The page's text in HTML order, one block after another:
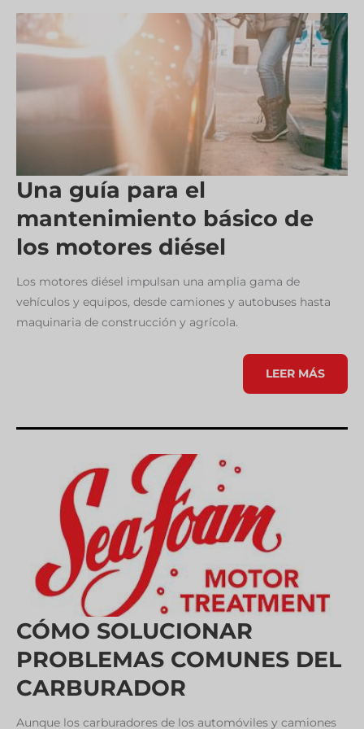
Una guía para el
mantenimiento básico de
los motores diésel
Los motores diésel impulsan una amplia gama de
vehículos y equipos, desde camiones y autobuses hasta
maquinaria de construcción y agrícola.
UNA
PARA
BÁSICO
LEER MÁS
CÓMO SOLUCIONAR
PROBLEMAS COMUNES DEL
CARBURADOR
Aunque los carburadores de los automóviles y camiones